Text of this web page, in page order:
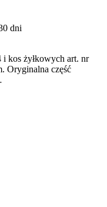
dni
i kos żyłkowych art. nr
Oryginalna część